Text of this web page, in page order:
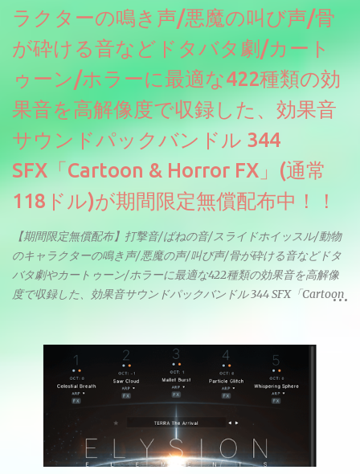
ラクターの鳴き声/悪魔の叫び声/骨
が砕ける音などドタバタ劇/カート
ゥーン/ホラーに最適な422種類の効
果音を高解像度で収録した、効果音
サウンドパックバンドル 344
SFX「Cartoon & Horror FX」(通常
118ドル)が期間限定無償配布中！！
【期間限定無償配布】打撃音/ばねの音/スライドホイッスル/動物
のキャラクターの鳴き声/悪魔の声/叫び声/骨が砕ける音などドタ
バタ劇やカートゥーン/ホラーに最適な422種類の効果音を高解像
度で収録した、効果音サウンドパックバンドル 344 SFX「Cartoon